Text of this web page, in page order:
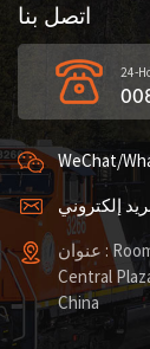
اتصل بنا
24-
WeChat/
عنوان : Room No.1525-1526, Building #40, Daduhui, Hengda
Central
China